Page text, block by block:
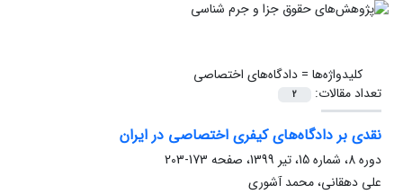
کلیدواژه‌ها =دادگاه‌های اختصاصی
تعداد مقالات:
2
نقدی بر دادگاه‌های کیفری اختصاصی در ایران
دوره 8، شماره 15، تیر 1399، صفحه
173-203
علی دهقانی، محمد آشوری